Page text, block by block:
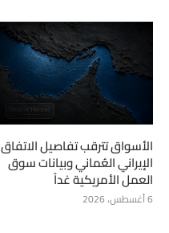
الأسواق تترقب تفاصيل الاتفاق
الإيراني العُماني وبيانات سوق
العمل الأمريكية غداً
6 أغسطس، 2026